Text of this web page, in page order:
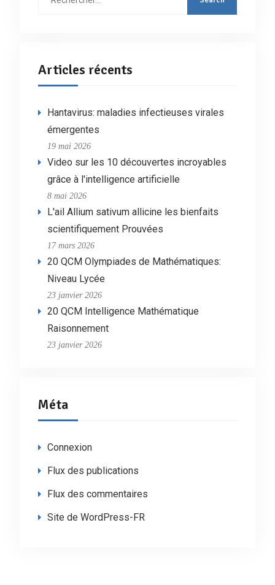
Articles récents
Hantavirus: maladies infectieuses virales
émergentes
19 mai 2026
Video sur les 10 découvertes incroyables
grâce à l'intelligence artificielle
8 mai 2026
L'ail Allium sativum allicine les bienfaits
scientifiquement Prouvées
17 mars 2026
20 QCM Olympiades de Mathématiques:
Niveau Lycée
23 janvier 2026
20 QCM Intelligence Mathématique
Raisonnement
23 janvier 2026
Méta
Connexion
Flux des publications
Flux des commentaires
Site de WordPress-FR